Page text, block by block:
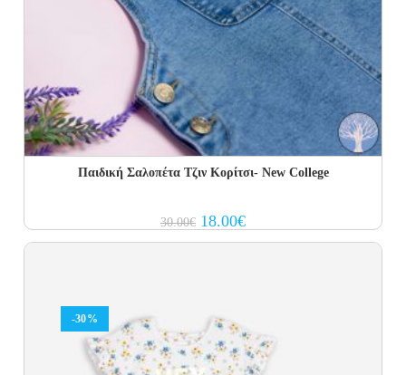
Παιδική Σαλοπέτα Τζιν Κορίτσι- New College
30.00€ Original
price
was:
18.00€Current
price
is:
-30%